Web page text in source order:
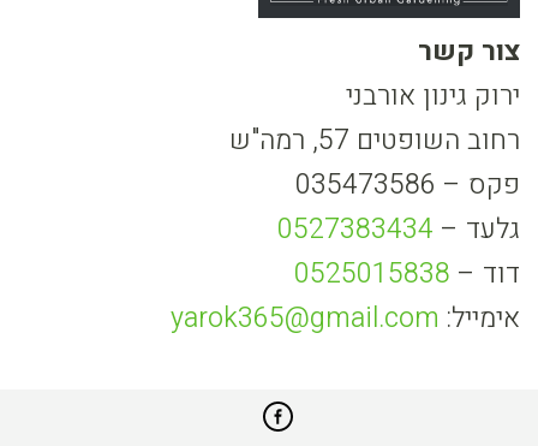
צור קשר
ירוק גינון אורבני
רחוב השופטים 57, רמה"ש
פקס – 035473586
גלעד – 0527383434
דוד – 0525015838
אימייל: yarok365@gmail.com